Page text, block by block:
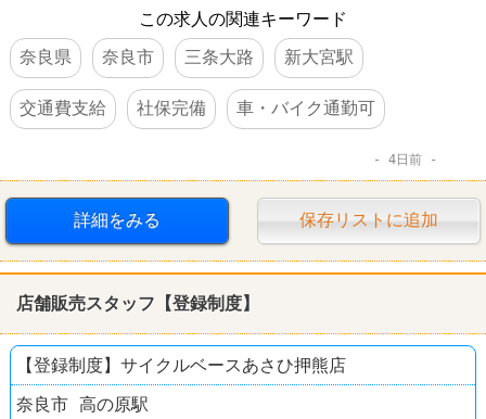
この求人の関連キーワード
奈良県
奈良市 三条大路 新大宮駅
交通費支給 社保完備 車・バイク通勤可
4日前
詳細をみる 保存リストに追加
店舗販売スタッフ【登録制度】
【登録制度】サイクルベースあさひ押熊店
奈良市 高の原駅